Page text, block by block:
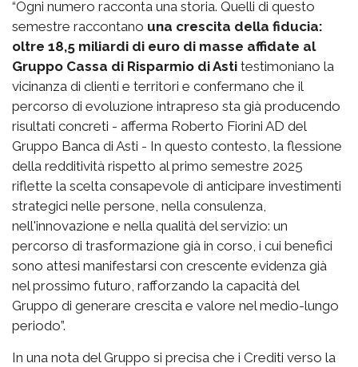
“Ogni numero racconta una storia. Quelli di questo
semestre raccontano una crescita della fiducia:
oltre 18,5 miliardi di euro di masse affidate al
Gruppo Cassa di Risparmio di Asti testimoniano la
vicinanza di clienti e territori e confermano che il
percorso di evoluzione intrapreso sta già producendo
risultati concreti - afferma Roberto Fiorini AD del
Gruppo Banca di Asti - In questo contesto, la flessione
della redditività rispetto al primo semestre 2025
riflette la scelta consapevole di anticipare investimenti
strategici nelle persone, nella consulenza,
nell'innovazione e nella qualità del servizio: un
percorso di trasformazione già in corso, i cui benefici
sono attesi manifestarsi con crescente evidenza già
nel prossimo futuro, rafforzando la capacità del
Gruppo di generare crescita e valore nel medio-lungo
periodo”.
In una nota del Gruppo si precisa che i Crediti verso la